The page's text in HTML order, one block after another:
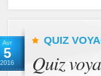
Avr
5
2016
QUIZ
Quiz